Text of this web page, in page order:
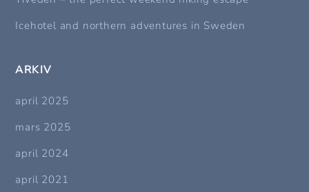
Icehotel and northern adventures in Sweden
ARKIV
april 2025
mars 2025
april 2024
april 2021